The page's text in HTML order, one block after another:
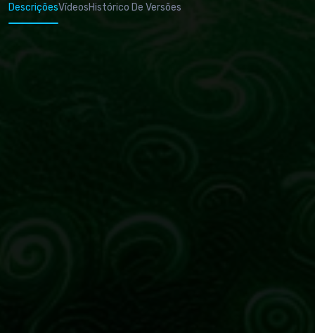
DescriçõesVídeosHistórico De Versões